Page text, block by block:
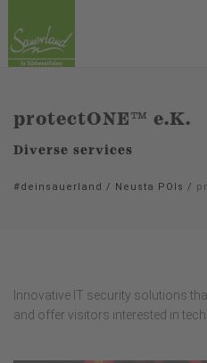
protectONE™ e.K.
Diverse services
#deinsauerland / Neusta POIs /
Innovative IT security solutions
and offer visitors interested in